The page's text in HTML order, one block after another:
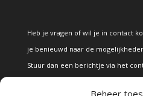
Beheer
Heb je vragen of wil je in contact
je benieuwd naar de
Stuur dan een berichtje via het